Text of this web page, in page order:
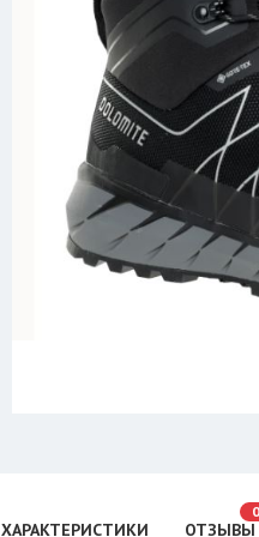
ХАРАКТЕРИСТИКИ ОТЗЫВЫ
0